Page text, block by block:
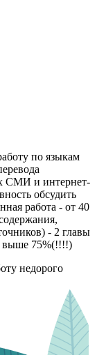
по языкам
СМИ и интернет-
обсудить
работа - от 40
- 2 главы
выше 75%(!!!!)
недорого